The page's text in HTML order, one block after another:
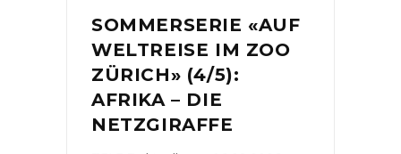
SOMMERSERIE «AUF
WELTREISE IM ZOO
ZÜRICH» (4/5):
AFRIKA – DIE
NETZGIRAFFE